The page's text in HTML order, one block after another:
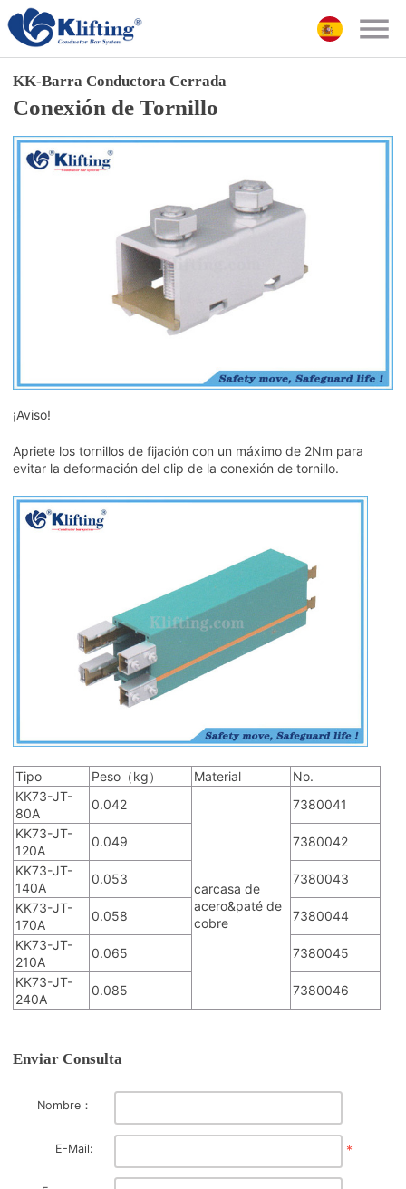
KK-Barra Conductora Cerrada
Conexión de Tornillo
¡Aviso!
Apriete los tornillos de fijación con un máximo de 2Nm para
evitar la deformación del clip de la conexión de tornillo.
Tipo Peso（kg） Material
No.
KK73-JT-
80A
0.042
carcasa de
acero&paté de
cobre
7380041
KK73-JT-
120A
0.049
7380042
KK73-JT-
140A
0.053
7380043
KK73-JT-
170A
0.058
7380044
KK73-JT-
210A
0.065
7380045
KK73-JT-
240A
0.085 7380046
Enviar Consulta
Nombre：
E-Mail: *